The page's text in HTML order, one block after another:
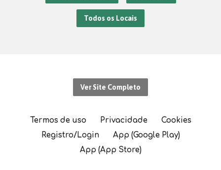
Todos os Locais
Ver Site Completo
Termos de uso Privacidade
Cookies
Registro/Login
App (Google Play)
App (App Store)